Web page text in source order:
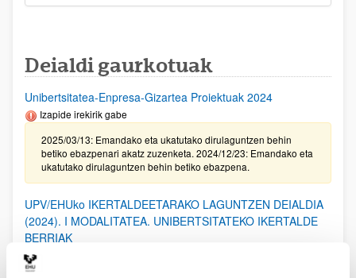
Deialdi gaurkotuak
Unibertsitatea-Enpresa-Gizartea Proiektuak 2024
Izapide irekirik gabe
2025/03/13: Emandako eta ukatutako dirulaguntzen behin
betiko ebazpenari akatz zuzenketa. 2024/12/23: Emandako eta
ukatutako dirulaguntzen behin betiko ebazpena.
UPV/EHUko IKERTALDEETARAKO LAGUNTZEN DEIALDIA
(2024). I MODALITATEA. UNIBERTSITATEKO IKERTALDE
BERRIAK